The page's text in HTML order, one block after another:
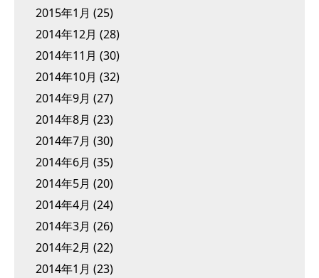
2015年1月 (25)
2014年12月 (28)
2014年11月 (30)
2014年10月 (32)
2014年9月 (27)
2014年8月 (23)
2014年7月 (30)
2014年6月 (35)
2014年5月 (20)
2014年4月 (24)
2014年3月 (26)
2014年2月 (22)
2014年1月 (23)